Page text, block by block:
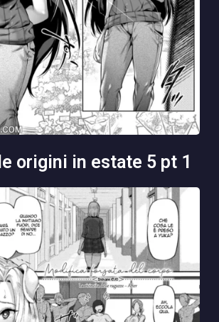
origini in estate 5 pt 1